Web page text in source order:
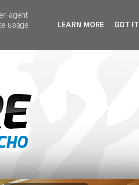
agent
usage
LEARN MORE GOT IT